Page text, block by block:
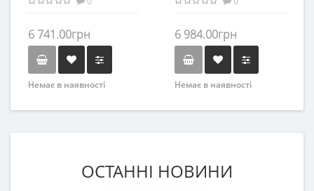
6 741.00грн
Немає в наявності
6 984.00грн
Немає в наявності
ОСТАННІ НОВИНИ